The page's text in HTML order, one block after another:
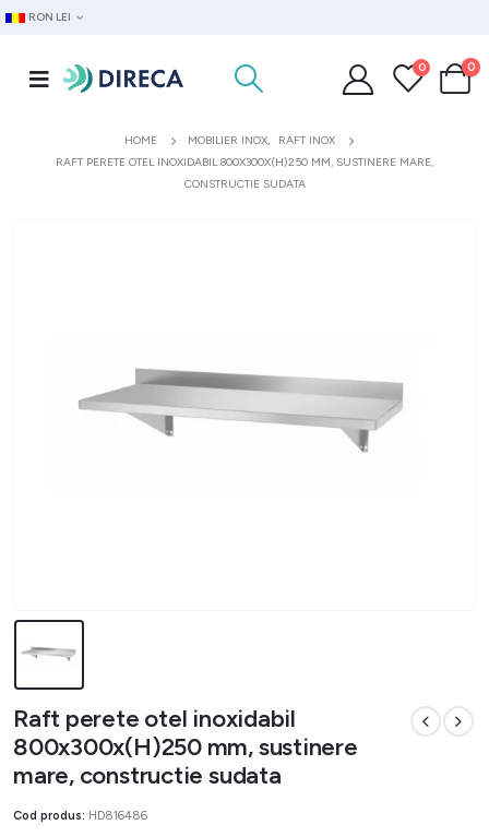
RON LEI
0 0
HOME MOBILIER INOX,
RAFT INOX
RAFT PERETE OTEL INOXIDABIL 800X300X(H)250 MM, SUSTINERE MARE,
CONSTRUCTIE SUDATA
Raft perete otel inoxidabil
800x300x(H)250 mm, sustinere
mare, constructie sudata
Cod produs: HD816486